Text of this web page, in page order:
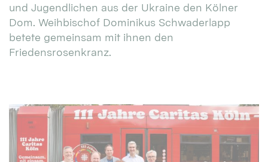
und Jugendlichen aus der Ukraine den Kölner
Dom. Weihbischof Dominikus Schwaderlapp
betete gemeinsam mit ihnen den
Friedensrosenkranz.